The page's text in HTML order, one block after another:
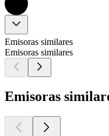
Emisoras similares
Emisoras similares
Emisoras